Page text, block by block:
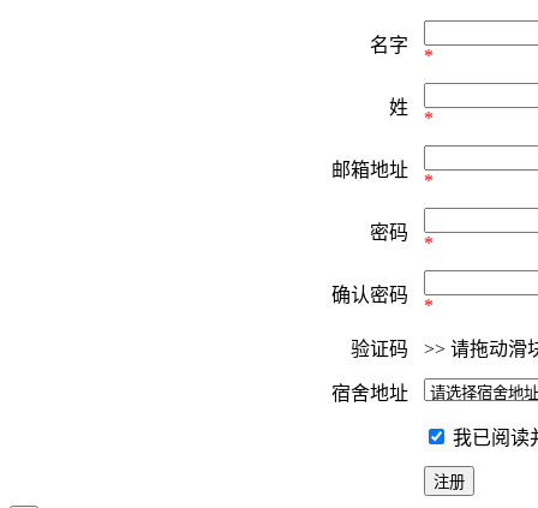
名字
*
姓
*
邮箱地址
*
密码
*
确认密码
*
验证码 >> 请拖动滑
宿舍地址
我已阅读